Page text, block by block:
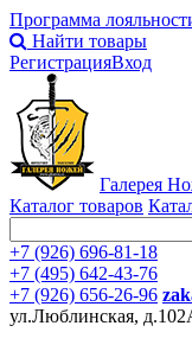
Программа
Найти товары
РегистрацияВход
Галерея
Каталог товаров
+7 (926) 696-81-18
+7 (495) 642-43-76
+7 (926) 656-26-96
ул.Люблинская,